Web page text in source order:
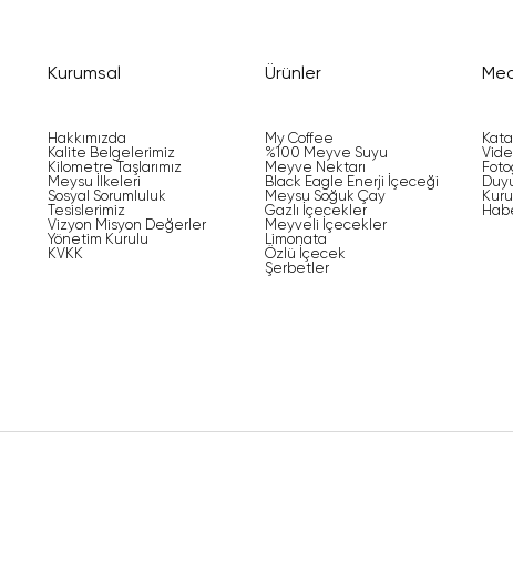
Kurumsal
Hakkımızda
Kalite Belgelerimiz
Kilometre Taşlarımız
Meysu İlkeleri
Sosyal Sorumluluk
Tesislerimiz
Vizyon Misyon Değerler
Yönetim Kurulu
KVKK
Ürünler
My Coffee
%100 Meyve Suyu
Meyve Nektarı
Black Eagle Enerji İçeceği
Meysu Soğuk Çay
Gazlı İçecekler
Meyveli İçecekler
Limonata
Özlü İçecek
Şerbetler